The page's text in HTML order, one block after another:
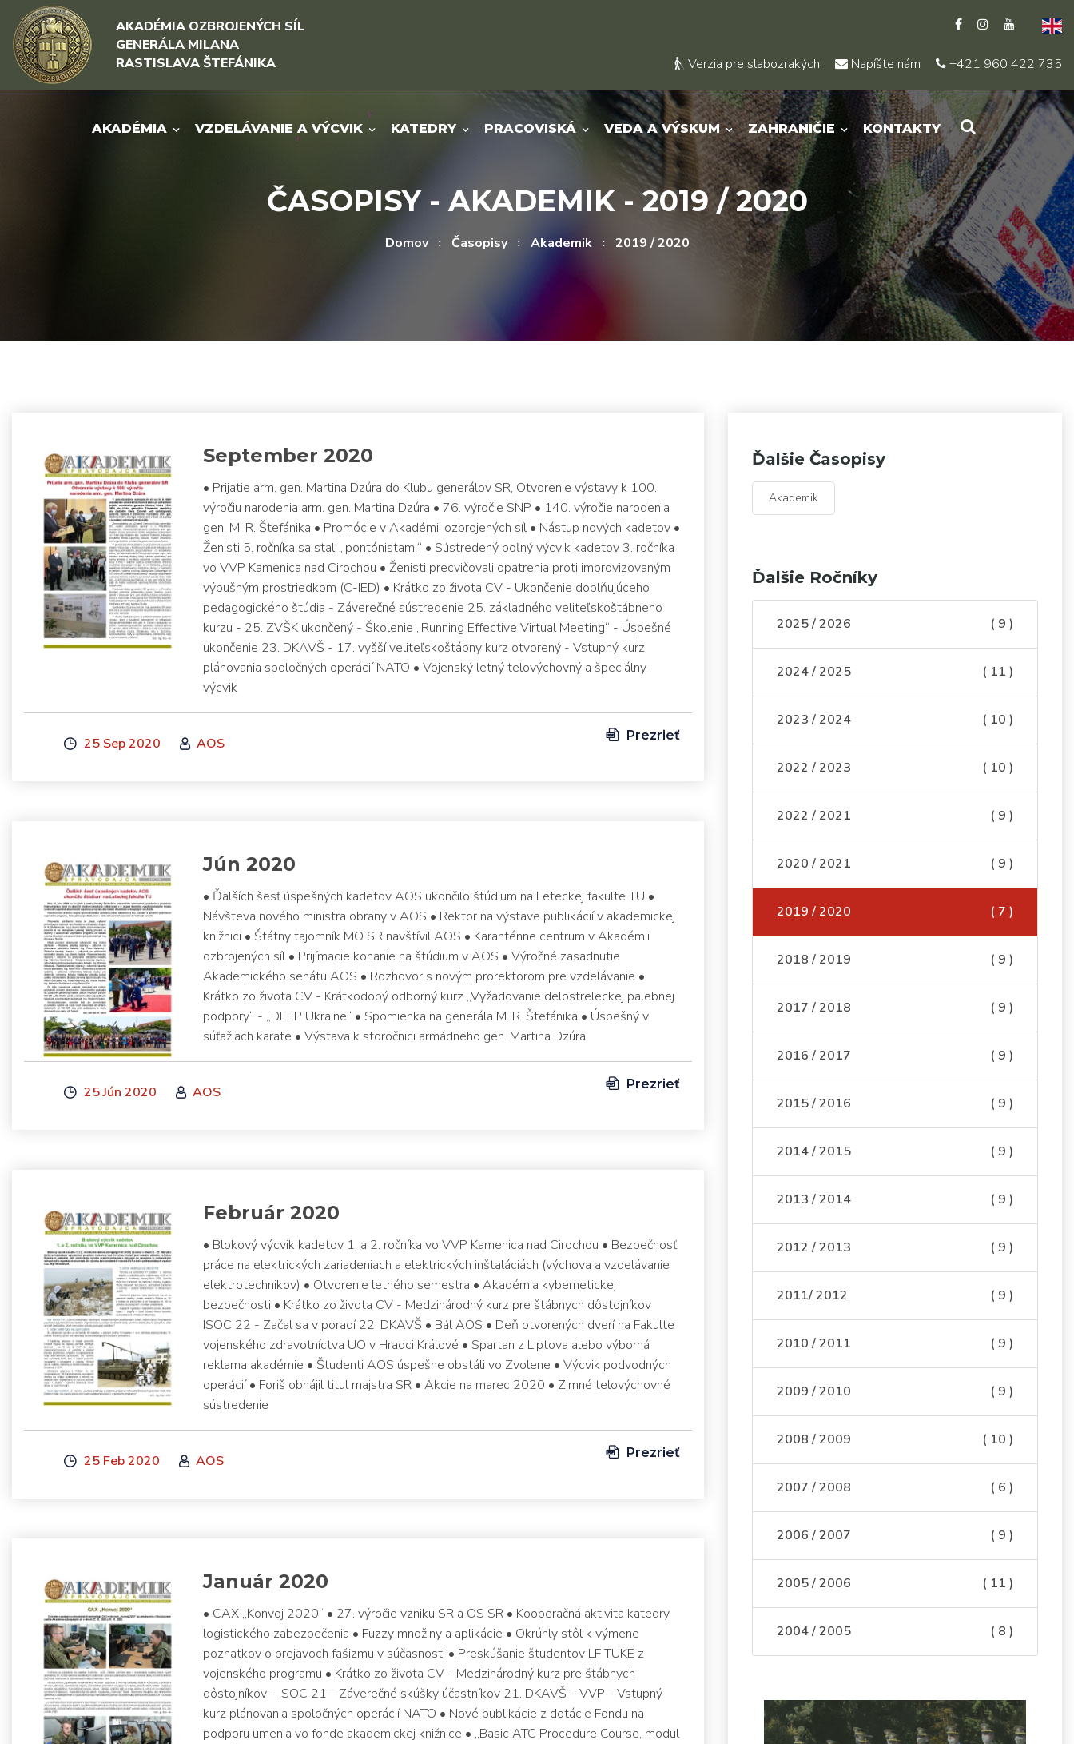
Rovno na obsah
Rovno na menu
AKADÉMIA OZBROJENÝCH SÍL
GENERÁLA MILANA
RASTISLAVA ŠTEFÁNIKA
Verzia pre slabozrakých Napíšte nám +421 960 422 735
AKADÉMIA VZDELÁVANIE A VÝCVIK KATEDRY PRACOVISKÁ VEDA A VÝSKUM ZAHRANIČIE KONTAKTY
ČASOPISY - AKADEMIK - 2019 / 2020
Domov Časopisy Akademik 2019 / 2020
September 2020
• Prijatie arm. gen. Martina Dzúra do Klubu generálov SR, Otvorenie výstavy k 100.
výročiu narodenia arm. gen. Martina Dzúra • 76. výročie SNP • 140. výročie narodenia
gen. M. R. Štefánika • Promócie v Akadémii ozbrojených síl • Nástup nových kadetov •
Ženisti 5. ročníka sa stali „pontónistami“ • Sústredený poľný výcvik kadetov 3. ročníka
vo VVP Kamenica nad Cirochou • Ženisti precvičovali opatrenia proti improvizovaným
výbušným prostriedkom (C-IED) • Krátko zo života CV - Ukončenie doplňujúceho
pedagogického štúdia - Záverečné sústredenie 25. základného veliteľskoštábneho
kurzu - 25. ZVŠK ukončený - Školenie „Running Effective Virtual Meeting“ - Úspešné
ukončenie 23. DKAVŠ - 17. vyšší veliteľskoštábny kurz otvorený - Vstupný kurz
plánovania spoločných operácií NATO • Vojenský letný telovýchovný a špeciálny
výcvik
25 Sep 2020 AOS Prezrieť
Jún 2020
• Ďalších šesť úspešných kadetov AOS ukončilo štúdium na Leteckej fakulte TU •
Návšteva nového ministra obrany v AOS • Rektor na výstave publikácií v akademickej
knižnici • Štátny tajomník MO SR navštívil AOS • Karanténne centrum v Akadémii
ozbrojených síl • Prijímacie konanie na štúdium v AOS • Výročné zasadnutie
Akademického senátu AOS • Rozhovor s novým prorektorom pre vzdelávanie •
Krátko zo života CV - Krátkodobý odborný kurz „Vyžadovanie delostreleckej palebnej
podpory“ - „DEEP Ukraine“ • Spomienka na generála M. R. Štefánika • Úspešný v
súťažiach karate • Výstava k storočnici armádneho gen. Martina Dzúra
25 Jún 2020 AOS Prezrieť
Február 2020
• Blokový výcvik kadetov 1. a 2. ročníka vo VVP Kamenica nad Cirochou • Bezpečnosť
práce na elektrických zariadeniach a elektrických inštaláciách (výchova a vzdelávanie
elektrotechnikov) • Otvorenie letného semestra • Akadémia kybernetickej
bezpečnosti • Krátko zo života CV - Medzinárodný kurz pre štábnych dôstojníkov
ISOC 22 - Začal sa v poradí 22. DKAVŠ • Bál AOS • Deň otvorených dverí na Fakulte
vojenského zdravotníctva UO v Hradci Králové • Spartan z Liptova alebo výborná
reklama akadémie • Študenti AOS úspešne obstáli vo Zvolene • Výcvik podvodných
operácií • Foriš obhájil titul majstra SR • Akcie na marec 2020 • Zimné telovýchovné
sústredenie
25 Feb 2020 AOS Prezrieť
Január 2020
• CAX „Konvoj 2020“ • 27. výročie vzniku SR a OS SR • Kooperačná aktivita katedry
logistického zabezpečenia • Fuzzy množiny a aplikácie • Okrúhly stôl k výmene
poznatkov o prejavoch fašizmu v súčasnosti • Preskúšanie študentov LF TUKE z
vojenského programu • Krátko zo života CV - Medzinárodný kurz pre štábnych
dôstojníkov - ISOC 21 - Záverečné skúšky účastníkov 21. DKAVŠ – VVP - Vstupný
kurz plánovania spoločných operácií NATO • Nové publikácie z dotácie Fondu na
podporu umenia vo fonde akademickej knižnice • „Basic ATC Procedure Course, modul
Ďalšie Časopisy
Akademik
Ďalšie Ročníky
2025 / 2026 ( 9 )
2024 / 2025 ( 11 )
2023 / 2024 ( 10 )
2022 / 2023 ( 10 )
2022 / 2021 ( 9 )
2020 / 2021 ( 9 )
2019 / 2020 ( 7 )
2018 / 2019 ( 9 )
2017 / 2018 ( 9 )
2016 / 2017 ( 9 )
2015 / 2016 ( 9 )
2014 / 2015 ( 9 )
2013 / 2014 ( 9 )
2012 / 2013 ( 9 )
2011/ 2012 ( 9 )
2010 / 2011 ( 9 )
2009 / 2010 ( 9 )
2008 / 2009 ( 10 )
2007 / 2008 ( 6 )
2006 / 2007 ( 9 )
2005 / 2006 ( 11 )
2004 / 2005 ( 8 )